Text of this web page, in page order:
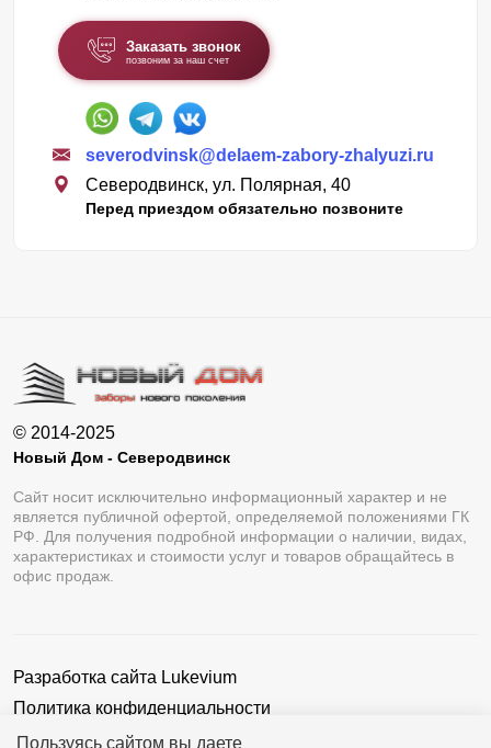
Пользуясь сайтом вы даете
Заказать звонок
позвоним за наш счет
severodvinsk@delaem-zabory-zhalyuzi.ru
Северодвинск, ул. Полярная, 40
Перед приездом обязательно позвоните
© 2014-2025
Новый Дом - Северодвинск
Сайт носит исключительно информационный характер и не
является публичной офертой, определяемой положениями ГК
РФ. Для получения подробной информации о наличии, видах,
характеристиках и стоимости услуг и товаров обращайтесь в
офис продаж.
Разработка сайта Lukevium
Политика конфиденциальности
Пользовательское соглашение